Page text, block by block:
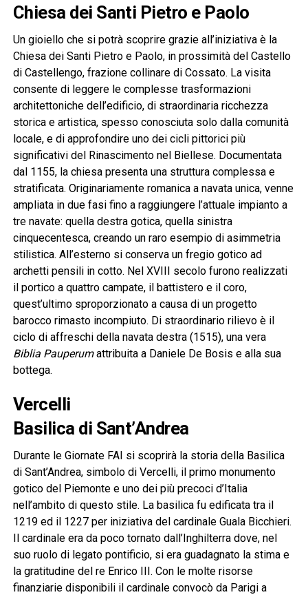
Chiesa dei Santi Pietro e Paolo
Un gioiello che si potrà scoprire grazie all’iniziativa è la
Chiesa dei Santi Pietro e Paolo, in prossimità del Castello
di Castellengo, frazione collinare di Cossato. La visita
consente di leggere le complesse trasformazioni
architettoniche dell’edificio, di straordinaria ricchezza
storica e artistica, spesso conosciuta solo dalla comunità
locale, e di approfondire uno dei cicli pittorici più
significativi del Rinascimento nel Biellese. Documentata
dal 1155, la chiesa presenta una struttura complessa e
stratificata. Originariamente romanica a navata unica, venne
ampliata in due fasi fino a raggiungere l’attuale impianto a
tre navate: quella destra gotica, quella sinistra
cinquecentesca, creando un raro esempio di asimmetria
stilistica. All’esterno si conserva un fregio gotico ad
archetti pensili in cotto. Nel XVIII secolo furono realizzati
il portico a quattro campate, il battistero e il coro,
quest’ultimo sproporzionato a causa di un progetto
barocco rimasto incompiuto. Di straordinario rilievo è il
ciclo di affreschi della navata destra (1515), una vera
Biblia Pauperumattribuita a Daniele De Bosis e alla sua
bottega.
Vercelli
Basilica di Sant’Andrea
Durante le Giornate FAI si scoprirà la storia della Basilica
di Sant’Andrea, simbolo di Vercelli, il primo monumento
gotico del Piemonte e uno dei più precoci d’Italia
nell’ambito di questo stile. La basilica fu edificata tra il
1219 ed il 1227 per iniziativa del cardinale Guala Bicchieri.
Il cardinale era da poco tornato dall’Inghilterra dove, nel
suo ruolo di legato pontificio, si era guadagnato la stima e
la gratitudine del re Enrico III. Con le molte risorse
finanziarie disponibili il cardinale convocò da Parigi a